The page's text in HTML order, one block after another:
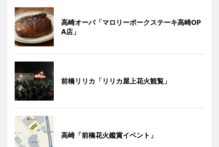
高崎オーパ「マロリーポークステーキ高崎OP
A店」
前橋リリカ「リリカ屋上花火観覧」
高崎「前橋花火鑑賞イベント」